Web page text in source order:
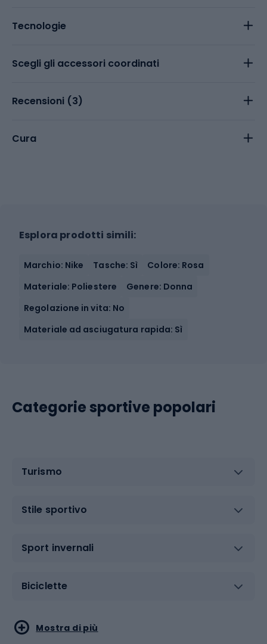
Tecnologie
Scegli gli accessori coordinati
Recensioni (3)
Cura
Esplora prodotti simili:
Marchio: Nike Tasche: Sì
Colore: Rosa
Materiale: Poliestere
Genere: Donna
Regolazione in vita: No
Materiale ad asciugatura rapida: Sì
Categorie sportive popolari
Turismo
Stile sportivo
Sport invernali
Biciclette
Sport acquatici
Sport di arti marziali
Mostra di più